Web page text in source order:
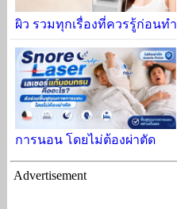
ผิว รวมทุกเรื่องที่ควรรู้ก่อนทำ
การนอน โดยไม่ต้องผ่าตัด
Advertisement